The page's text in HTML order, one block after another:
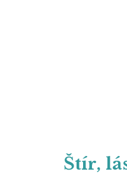
Štír,